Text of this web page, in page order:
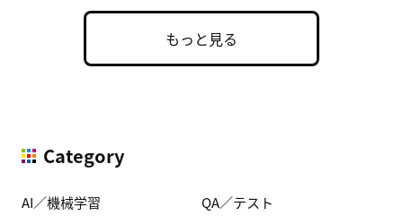
もっと見る
Category
AI／機械学習 QA／テスト